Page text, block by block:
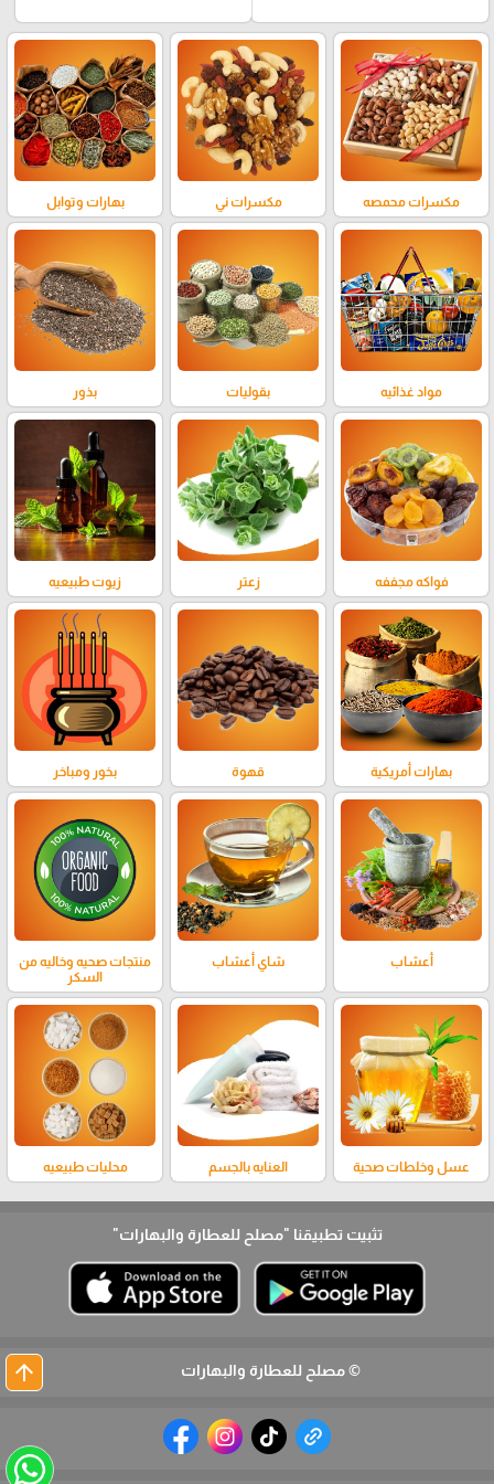
مكسرات محمصه مكسرات ني بهارات وتوابل
مواد غذائيه بقوليات بذور
فواكه مجففه زعتر زيوت طبيعيه
بهارات أمريكية قهوة بخور ومباخر
أعشاب شاي أعشاب
منتجات صحيه وخاليه من
السكر
عسل وخلطات صحية العنايه بالجسم محليات طبيعيه
تثبيت تطبيقنا "مصلح للعطارة والبهارات"
© مصلح للعطارة والبهارات arrow_upward